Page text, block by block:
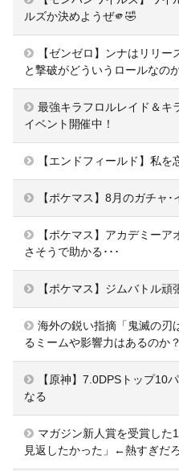
ルズか決めようぜ🫵🤣
【ゼンゼロ】ンナはリリ
と撃破がどういうロールなの
最強キラフロルレイド＆キ
イベント開催中！
【エンドフィールド】私を
【ポケマス】8月のガチャ
【ポケマス】アカデミー
さそうで助かる･･･
【ポケマス】ジムバトル頑
海外の鋭い指摘「鬼滅の刃
るミームや影響力はあるのか？
【原神】7.0DPSトップ10
なる
マガジン新人賞を受賞した
見返したかった」←熱すぎだ